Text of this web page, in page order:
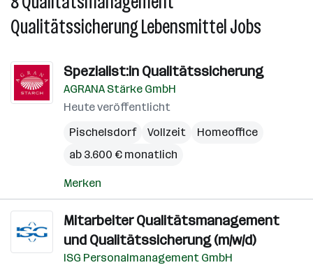
Qualitätssicherung LebensmittelJobs
Spezialist:in Qualitätssicherung
AGRANA Stärke GmbH
Heute veröffentlicht
Pischelsdorf
Vollzeit
Homeoffice
ab 3.600 € monatlich
Merken
Mitarbeiter Qualitätsmanagement
und Qualitätssicherung (m/w/d)
ISG Personalmanagement GmbH